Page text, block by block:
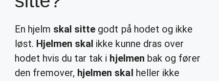
En hjelm skal sitte godt på hodet og ikke
løst. Hjelmen skal ikke kunne dras over
hodet hvis du tar tak i hjelmen bak og fører
den fremover, hjelmen skal heller ikke